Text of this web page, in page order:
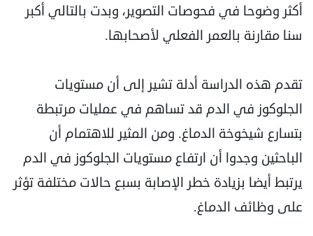
أكثر وضوحا في فحوصات التصوير، وبدت بالتالي أكبر
سنا مقارنة بالعمر الفعلي لأصحابها.
تقدم هذه الدراسة أدلة تشير إلى أن مستويات
الجلوكوز في الدم قد تساهم في عمليات مرتبطة
بتسارع شيخوخة الدماغ. ومن المثير للاهتمام أن
الباحثين وجدوا أن ارتفاع مستويات الجلوكوز في الدم
يرتبط أيضا بزيادة خطر الإصابة بسبع حالات مختلفة تؤثر
على وظائف الدماغ.